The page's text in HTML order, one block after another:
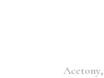
Acetony,